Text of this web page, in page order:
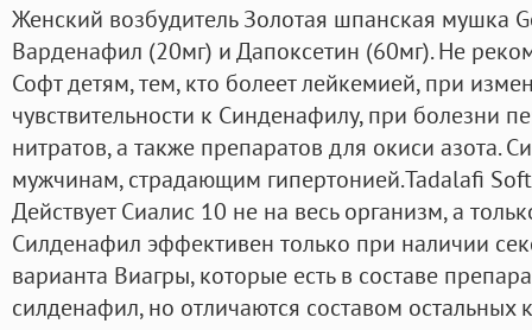
Женский возбудитель Золотая шпанская мушка
Варденафил (20мг) и Дапоксетин (60мг). Не
Софт детям, тем, кто болеет лейкемией, при
чувствительности к Синденафилу, при болезни
нитратов, а также препаратов для окиси азота.
мужчинам, страдающим гипертонией.Tadalafi
Действует Сиалис 10 не на весь организм, а
Силденафил эффективен только при наличии
варианта Виагры, которые есть в составе
силденафил, но отличаются составом остальных